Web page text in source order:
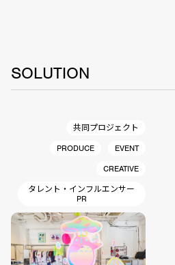
SOLUTION
共同プロジェクト
PRODUCE
EVENT
CREATIVE
タレント・インフルエンサー
PR